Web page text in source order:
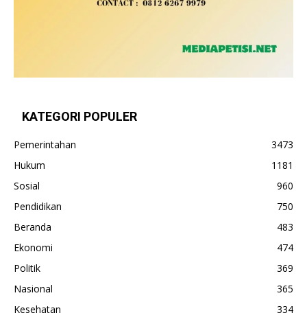
KATEGORI POPULER
Pemerintahan
3473
Hukum
1181
Sosial
960
Pendidikan
750
Beranda
483
Ekonomi
474
Politik
369
Nasional
365
Kesehatan
334